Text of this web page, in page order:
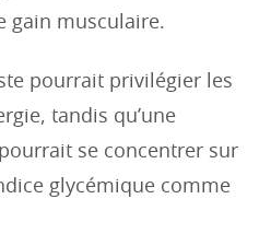
gain musculaire.
pourrait privilégier les
tandis qu’une
se concentrer sur
glycémique comme